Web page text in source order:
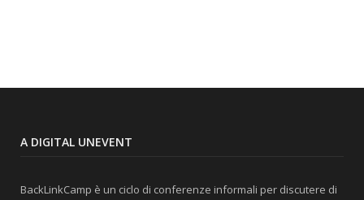
A DIGITAL UNEVENT
BackLinkCamp è un ciclo di conferenze informali per discutere di